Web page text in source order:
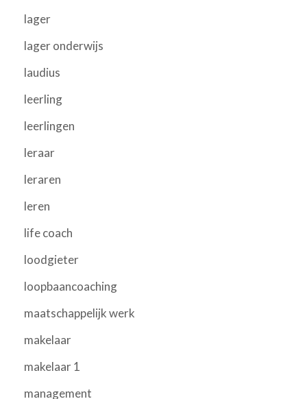
lager
lager onderwijs
laudius
leerling
leerlingen
leraar
leraren
leren
life coach
loodgieter
loopbaancoaching
maatschappelijk werk
makelaar
makelaar 1
management